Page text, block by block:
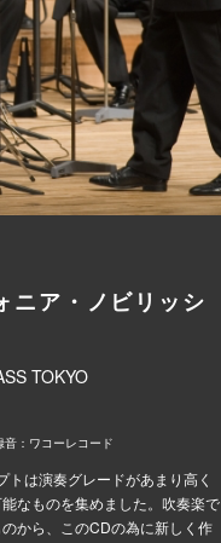
ニア・ノビリッシ
TOKYO
：ワコーレコード
トは演奏グレードがあまり高く
なものを集めました。吹奏楽で
から、このCDの為に新しく作